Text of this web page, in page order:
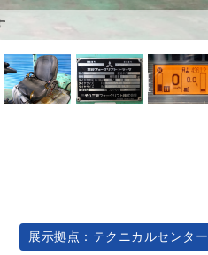
展示拠点：テクニカルセンター